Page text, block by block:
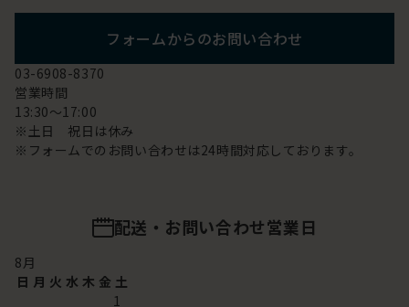
フォームからのお問い合わせ
03-6908-8370
営業時間
13:30～17:00
※土日 祝日は休み
※フォームでのお問い合わせは24時間対応しております。
配送・お問い合わせ営業日
8月
日 月 火 水 木 金 土
1